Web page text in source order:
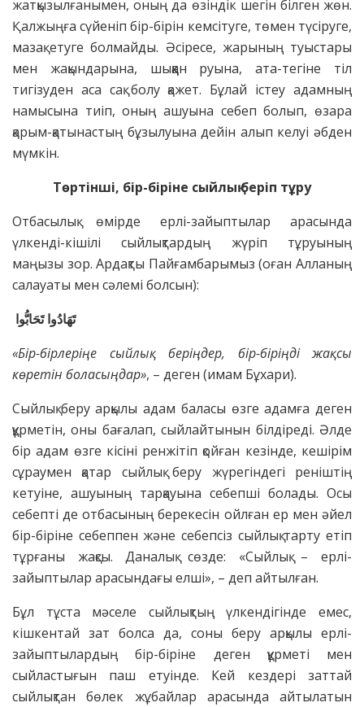
жатқызылғанымен, оның да өзіндік шегін білген жөн.
Қалжыңға сүйеніп бір-бірін кемсітуге, төмен түсіруге,
мазақ етуге болмайды. Әсіресе, жарының туыстары
мен жақындарына, шыққан руына, ата-тегіне тіл
тигізуден аса сақ болу қажет. Бұлай істеу адамның
намысына тиіп, оның ашуына себеп болып, өзара
қарым-қатынастың бұзылуына дейін алып келуі әбден
мүмкін.
Төртінші, бір-біріне сыйлық беріп тұру
Отбасылық өмірде ерлі-зайыптылар арасында
үлкенді-кішілі сыйлықтардың жүріп тұруының
маңызы зор. Ардақты Пайғамбарымыз (оған Алланың
салауаты мен сәлемі болсын):
تَهَادُوا تَحَابُّوا
«Бір-бірлеріңе сыйлық беріңдер, бір-біріңді жақсы
көретін боласыңдар», – деген (имам Бұхари).
Сыйлық беру арқылы адам баласы өзге адамға деген
құрметін, оны бағалап, сыйлайтынын білдіреді. Әлде
бір адам өзге кісіні ренжітіп қойған кезінде, кешірім
сұраумен қатар сыйлық беру жүрегіндегі реніштің
кетуіне, ашуының тарқауына себепші болады. Осы
себепті де отбасының берекесін ойлған ер мен әйел
бір-біріне себеппен және себепсіз сыйлық тарту етіп
тұрғаны жақсы. Даналық сөзде: «Сыйлық – ерлі-
зайыптылар арасындағы елші», – деп айтылған.
Бұл тұста мәселе сыйлықтың үлкендігінде емес,
кішкентай зат болса да, соны беру арқылы ерлі-
зайыптылардың бір-біріне деген құрметі мен
сыйластығын паш етуінде. Кей кездері заттай
сыйлықтан бөлек жұбайлар арасында айтылатын